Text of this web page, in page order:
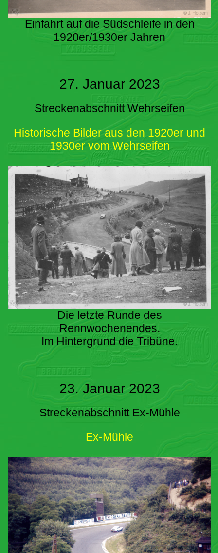
Einfahrt auf die Südschleife in den
1920er/1930er Jahren
27. Januar 2023
Streckenabschnitt Wehrseifen
Historische Bilder aus den 1920er und
1930er vom Wehrseifen
Die letzte Runde des
Rennwochenendes.
Im Hintergrund die Tribüne.
23. Januar 2023
Streckenabschnitt Ex-Mühle
Ex-Mühle